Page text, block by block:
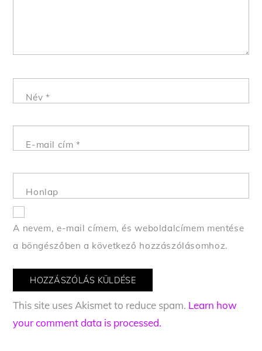
Név *
E-mail cím*
Honlap
A nevem, e-mail címem, és weboldalcímem mentése
a böngészőben a következő hozzászólásomhoz.
This site uses Akismet to reduce spam. Learn how
your comment data is processed.